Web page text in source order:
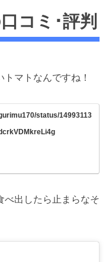
コミ･評判
マトなんですね！
status/14993113
出したら止まらなそ